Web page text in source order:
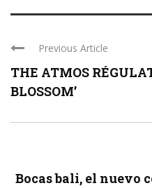
Previous Article
THE ATMOS
BLOSSOM’
Bocas bali, el nuevo